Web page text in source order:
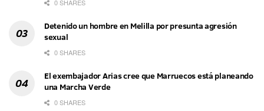
0 SHARES
Detenido un hombre en Melilla por presunta agresión
sexual
0 SHARES
El exembajador Arias cree que Marruecos está planeando
una Marcha Verde
0 SHARES